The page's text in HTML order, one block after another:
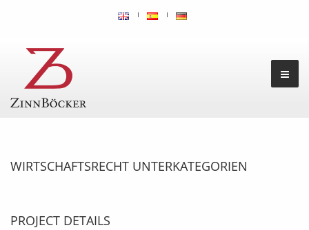
WIRTSCHAFTSRECHT UNTERKATEGORIEN
PROJECT DETAILS